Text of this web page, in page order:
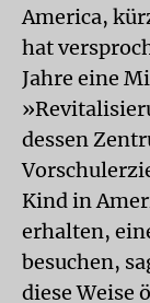
America,
hat
Jahre eine
dessen
Kind in
erhalten,
besuchen,
diese Weise